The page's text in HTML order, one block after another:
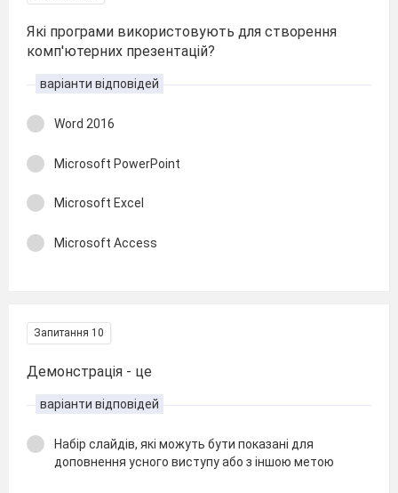
Які програми використовують для створення
комп'ютерних презентацій?
варіанти відповідей
Word 2016
Microsoft PowerPoint
Microsoft Excel
Microsoft Access
Запитання 10
Демонстрація - це
варіанти відповідей
Набір слайдів, які можуть бути показані для
доповнення усного виступу або з іншою метою